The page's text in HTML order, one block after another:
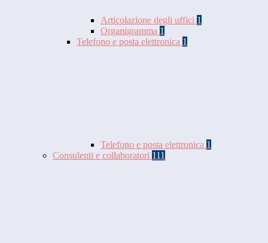
Articolazione degli uffici 1
Organigramma 1
Telefono e posta elettronica 1
Telefono e posta elettronica 1
Consulenti e collaboratori 111